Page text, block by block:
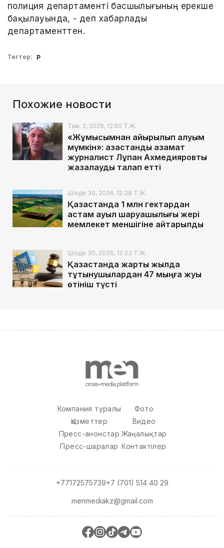
полиция департаменті басшылығының ерекше
бақылауында, - деп хабарлады
департаменттен.
Тегтер: ҚР
Похожие новости
Там. 2, 2026, 12:50 Т.Ж.
«Жұмысымнан айырылып қалуым
мүмкін»: қазақстандық азамат
журналист Лұқпан Ахмедияровты
жазалауды талап етті
Шілде 30, 2026, 12:38 Т.Ж.
Қазақстанда 1 млн гектардан
астам ауыл шаруашылығы жері
мемлекет меншігіне қайтарылды
Шілде 30, 2026, 12:33 Т.Ж.
Қазақстанда жарты жылда
тұтынушылардан 47 мыңға жуық
өтініш түсті
Компания туралы
Қызметтер
Пресс-анонстар
Пресс-шаралар
Фото
Видео
Жаңалықтар
Контактілер
menmediakz@gmail.com
+77172575739+7 (701) 514 40 29